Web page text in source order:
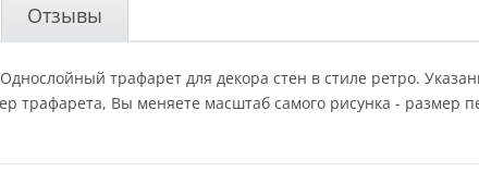
Отзывы
трафарет для декора стен в стиле ретро.
трафарета, Вы меняете масштаб самого рисунка - размер